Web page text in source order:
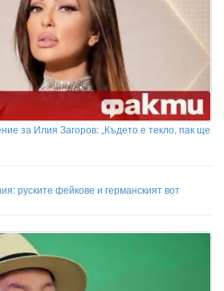
за Илия Загоров: „Където е текло, пак ще
руските фейкове и германският вот